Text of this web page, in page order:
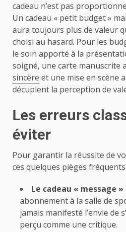
cadeau n’est pas
Un cadeau « petit budget »
aura toujours plus de valeur
choisi au hasard. Pour les
le soin apporté à la
soigné, une carte manuscrite
sincère et une mise en scène
décuplent la perception de
Les erreurs
éviter
Pour garantir la réussite de
ces quelques pièges fréquents
Le cadeau « message »
abonnement à la salle de
jamais manifesté l’envie de
perçu comme une critique.